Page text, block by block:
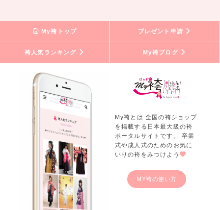
My袴トップ プレゼント申請
袴人気ランキング My袴ブログ
My袴とは 全国の袴ショップ
を掲載する日本最大級の袴
ポータルサイトです。 卒業
式や成人式のためのお気に
いりの袴をみつけよう
MY袴の使い方